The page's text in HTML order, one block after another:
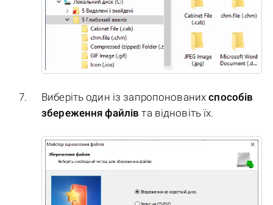
Виберіть один із запропонованихспособів
збереження файлів та відновіть їх.